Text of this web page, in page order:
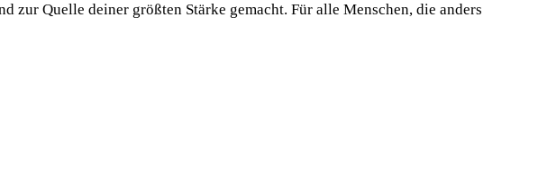
Quelle deiner größten Stärke gemacht. Für alle Menschen, die anders